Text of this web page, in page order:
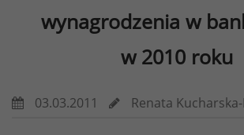
wynagrodzenia w
w 2010 roku
03.03.2011 Renata